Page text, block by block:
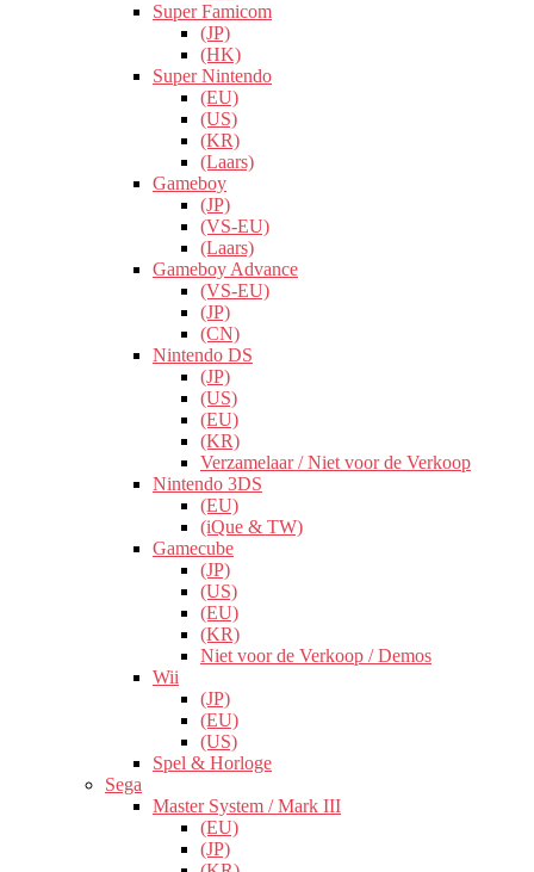
Super Famicom
(JP)
(HK)
Super Nintendo
(EU)
(US)
(KR)
(Laars)
Gameboy
(JP)
(VS-EU)
(Laars)
Gameboy Advance
(VS-EU)
(JP)
(CN)
Nintendo DS
(JP)
(US)
(EU)
(KR)
Verzamelaar / Niet voor de Verkoop
Nintendo 3DS
(EU)
(iQue & TW)
Gamecube
(JP)
(US)
(EU)
(KR)
Niet voor de Verkoop / Demos
Wii
(JP)
(EU)
(US)
Spel & Horloge
Sega
Master System / Mark III
(EU)
(JP)